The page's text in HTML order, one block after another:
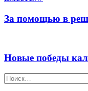
За помощью в
Новые победы
Найти: